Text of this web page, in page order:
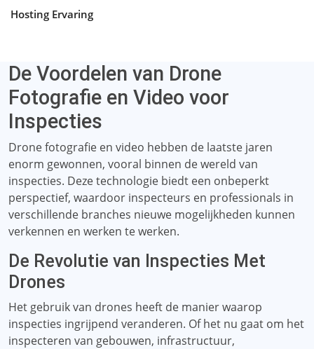
Hosting Ervaring
De Voordelen van Drone
Fotografie en Video voor
Inspecties
Drone fotografie en video hebben de laatste jaren
enorm gewonnen, vooral binnen de wereld van
inspecties. Deze technologie biedt een onbeperkt
perspectief, waardoor inspecteurs en professionals in
verschillende branches nieuwe mogelijkheden kunnen
verkennen en werken te werken.
De Revolutie van Inspecties Met
Drones
Het gebruik van drones heeft de manier waarop
inspecties ingrijpend veranderen. Of het nu gaat om het
inspecteren van gebouwen, infrastructuur,